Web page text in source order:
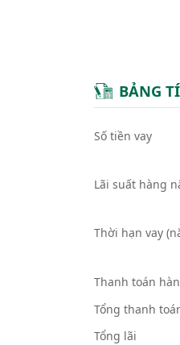
BẢNG
Số tiền vay
Lãi suất hàng
Thời hạn vay
Thanh toán
Tổng thanh
Tổng lãi